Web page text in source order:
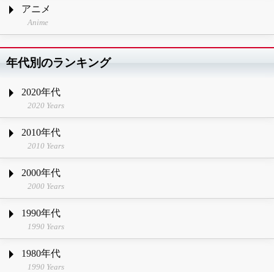
アニメ
Anime
年代別のランキング
2020年代
2020 Years
2010年代
2010 Years
2000年代
2000 Years
1990年代
1990 Years
1980年代
1990 Years